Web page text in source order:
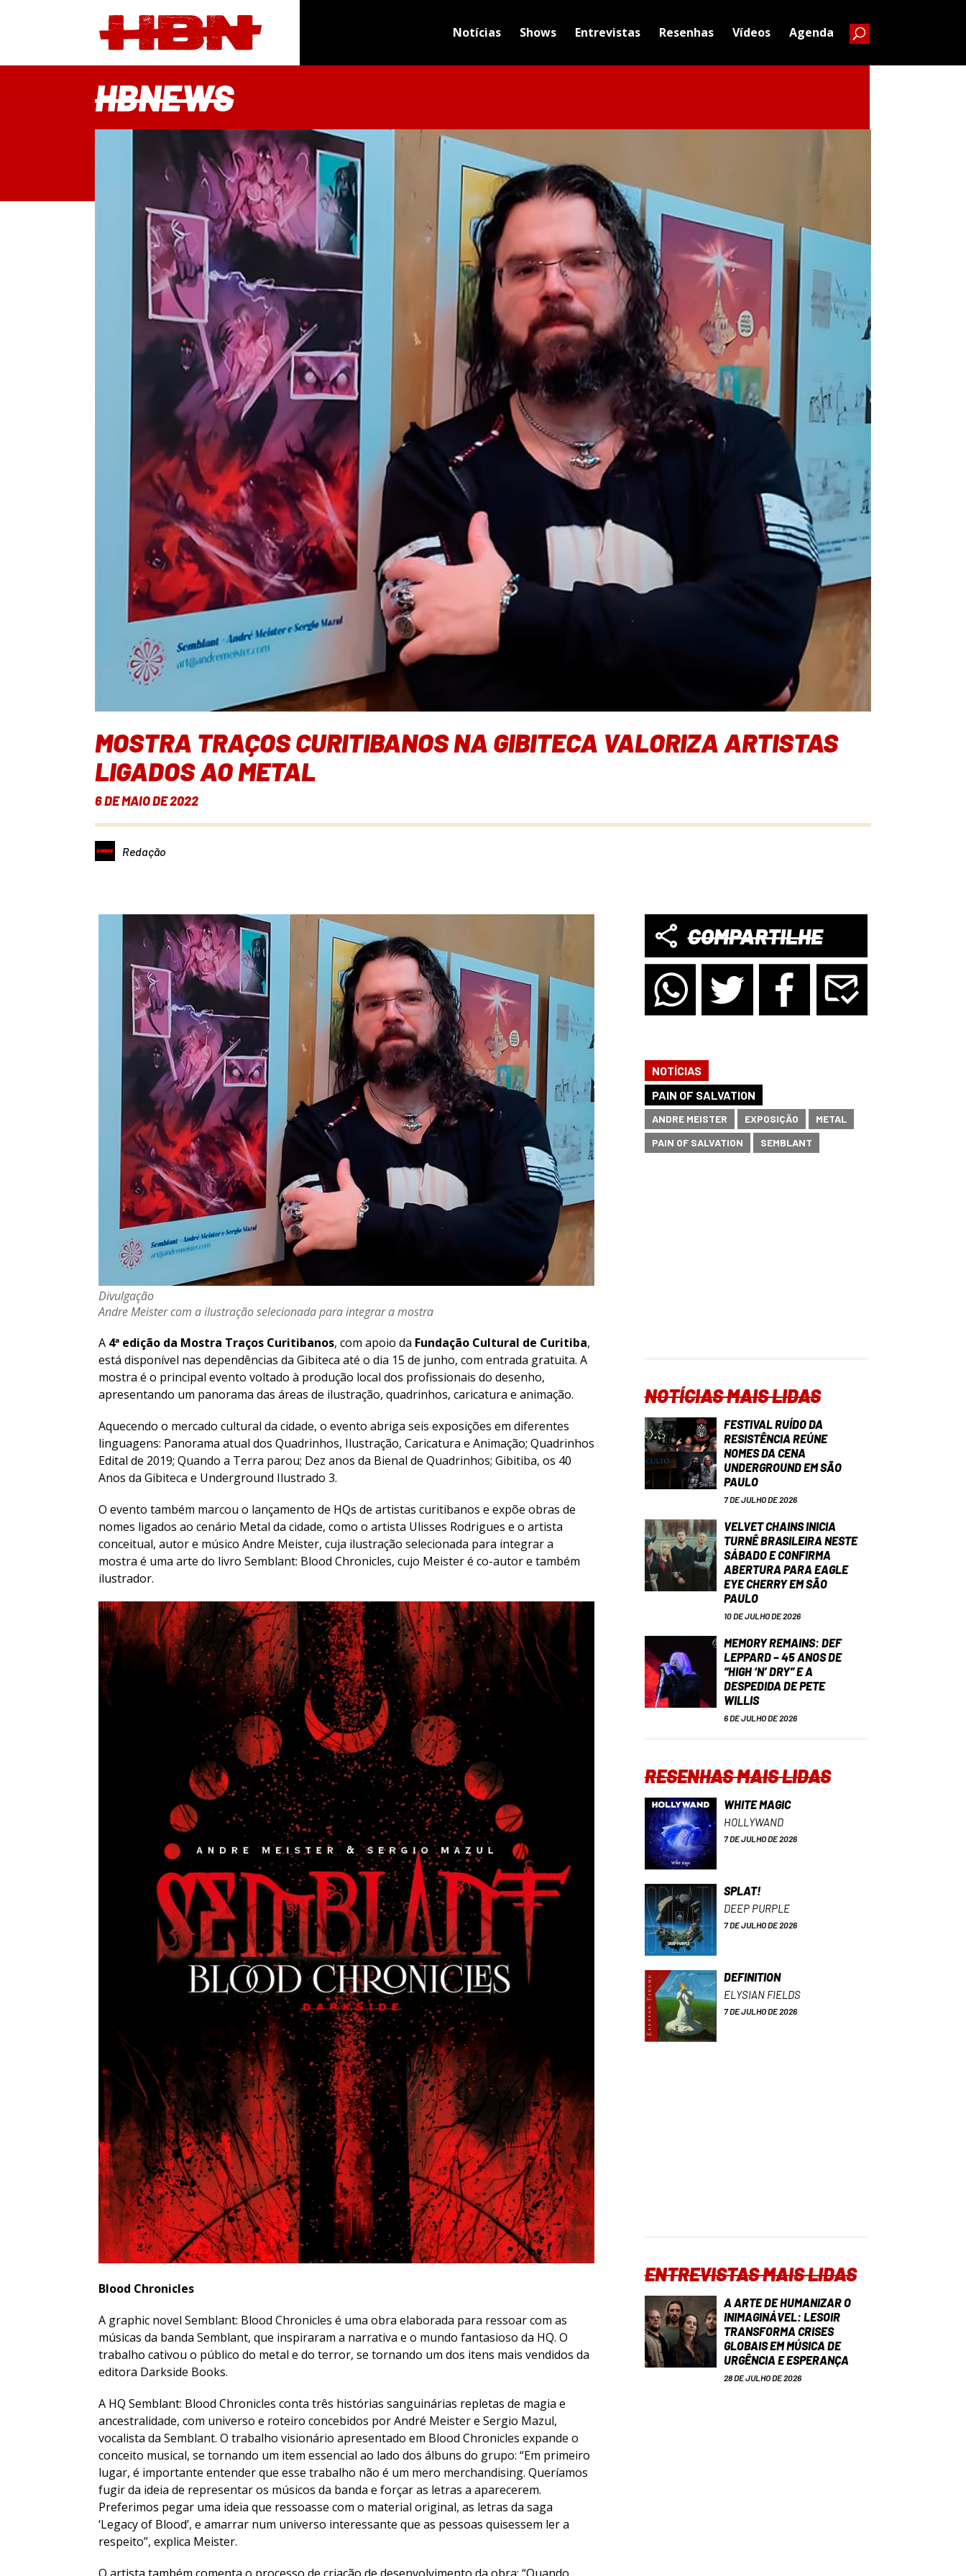
Notícias Shows Entrevistas Resenhas Vídeos Agenda
HBNEWS
MOSTRA TRAÇOS CURITIBANOS NA GIBITECA VALORIZA ARTISTAS
LIGADOS AO METAL
6 DE MAIO DE 2022
Redação
Divulgação
Andre Meister com a ilustração selecionada para integrar a mostra
A 4ª edição da Mostra Traços Curitibanos, com apoio da Fundação Cultural de Curitiba,
está disponível nas dependências da Gibiteca até o dia 15 de junho, com entrada gratuita. A
mostra é o principal evento voltado à produção local dos profissionais do desenho,
apresentando um panorama das áreas de ilustração, quadrinhos, caricatura e animação.
Aquecendo o mercado cultural da cidade, o evento abriga seis exposições em diferentes
linguagens: Panorama atual dos Quadrinhos, Ilustração, Caricatura e Animação; Quadrinhos
Edital de 2019; Quando a Terra parou; Dez anos da Bienal de Quadrinhos; Gibitiba, os 40
Anos da Gibiteca e Underground Ilustrado 3.
O evento também marcou o lançamento de HQs de artistas curitibanos e expõe obras de
nomes ligados ao cenário Metal da cidade, como o artista Ulisses Rodrigues e o artista
conceitual, autor e músico Andre Meister, cuja ilustração selecionada para integrar a
mostra é uma arte do livro Semblant: Blood Chronicles, cujo Meister é co-autor e também
ilustrador.
Blood Chronicles
A graphic novel Semblant: Blood Chronicles é uma obra elaborada para ressoar com as
músicas da banda Semblant, que inspiraram a narrativa e o mundo fantasioso da HQ. O
trabalho cativou o público do metal e do terror, se tornando um dos itens mais vendidos da
editora Darkside Books.
A HQ Semblant: Blood Chronicles conta três histórias sanguinárias repletas de magia e
ancestralidade, com universo e roteiro concebidos por André Meister e Sergio Mazul,
vocalista da Semblant. O trabalho visionário apresentado em Blood Chronicles expande o
conceito musical, se tornando um item essencial ao lado dos álbuns do grupo: “Em primeiro
lugar, é importante entender que esse trabalho não é um mero merchandising. Queríamos
fugir da ideia de representar os músicos da banda e forçar as letras a aparecerem.
Preferimos pegar uma ideia que ressoasse com o material original, as letras da saga
‘Legacy of Blood’, e amarrar num universo interessante que as pessoas quisessem ler a
respeito”, explica Meister.
COMPARTILHE
NOTÍCIAS
PAIN OF SALVATION
ANDRE MEISTER EXPOSIÇÃO
METAL
PAIN OF SALVATION
SEMBLANT
NOTÍCIAS MAIS LIDAS
FESTIVAL RUÍDO DA
RESISTÊNCIA REÚNE
NOMES DA CENA
UNDERGROUND EM SÃO
PAULO
7 DE JULHO DE 2026
VELVET CHAINS INICIA
TURNÊ BRASILEIRA NESTE
SÁBADO E CONFIRMA
ABERTURA PARA EAGLE
EYE CHERRY EM SÃO
PAULO
10 DE JULHO DE 2026
MEMORY REMAINS: DEF
LEPPARD – 45 ANOS DE
“HIGH ‘N’ DRY” E A
DESPEDIDA DE PETE
WILLIS
6 DE JULHO DE 2026
RESENHAS MAIS LIDAS
WHITE MAGIC
HOLLYWAND
7 DE JULHO DE 2026
SPLAT!
DEEP PURPLE
7 DE JULHO DE 2026
DEFINITION
ELYSIAN FIELDS
7 DE JULHO DE 2026
ENTREVISTAS MAIS LIDAS
A ARTE DE HUMANIZAR O
INIMAGINÁVEL: LESOIR
TRANSFORMA CRISES
GLOBAIS EM MÚSICA DE
URGÊNCIA E ESPERANÇA
28 DE JULHO DE 2026